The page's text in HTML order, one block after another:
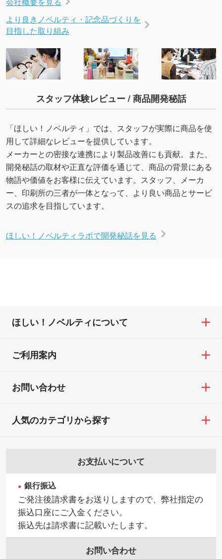
より良きノベルティ・記念品づくりを
目指した取り組み
スタッフ体験レビュー / 商品開発秘話
「ほしい！ノベルティ」では、スタッフが実際に商品を使
用して詳細なレビューを提供しています。
メーカーとの密接な連携により製品改善にも貢献。また、
開発秘話の取材や正直な評価を通じて、商品の背景にある
物語や価値をお客様に伝えています。スタッフ、メーカ
ー、印刷所の三者が一体となって、より良い商品とサービ
スの追求を目指しています。
ほしい！ノベルティラボで開発秘話を見る
ほしい！ノベルティについて
ご利用案内
お問い合わせ
お支払いについて
銀行振込
ご発注後請求書をお送りしますので、弊社指定の
振込口座にご入金ください。
振込先は請求書に記載いたします。
お問い合わせ
人気のカテゴリから探す